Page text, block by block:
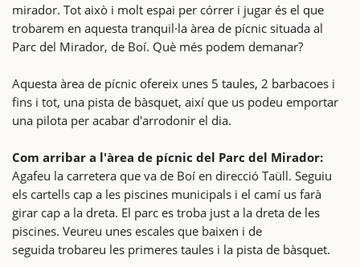
mirador. Tot això i molt espai per córrer i jugar és el que
trobarem en aquesta tranquil·la àrea de pícnic situada al
Parc del Mirador, de Boí. Què més podem demanar?
Aquesta àrea de pícnic ofereix unes 5 taules, 2 barbacoes i
fins i tot, una pista de bàsquet, així que us podeu emportar
una pilota per acabar d'arrodonir el dia.
Com arribar a l'àrea de pícnic del Parc del Mirador:
Agafeu la carretera que va de Boí en direcció Taüll. Seguiu
els cartells cap a les piscines municipals i el camí us farà
girar cap a la dreta. El parc es troba just a la dreta de les
piscines. Veureu unes escales que baixen i de
seguida trobareu les primeres taules i la pista de bàsquet.